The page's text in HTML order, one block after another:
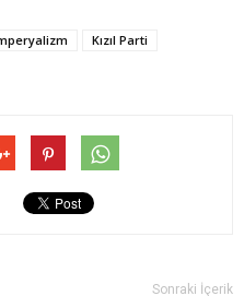
Kızıl Parti
Sonraki İçerik